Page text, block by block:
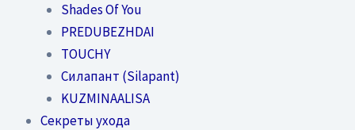
Shades Of You
PREDUBEZHDAI
TOUCHY
Силапант (Silapant)
KUZMINAALISA
Секреты ухода